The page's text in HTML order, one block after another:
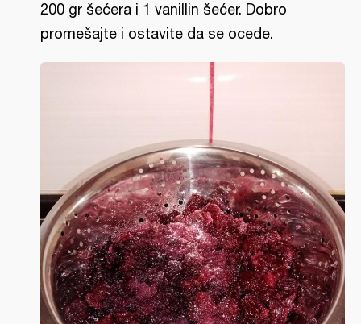
200 gr šećera i 1 vanillin šećer. Dobro
promešajte i ostavite da se ocede.